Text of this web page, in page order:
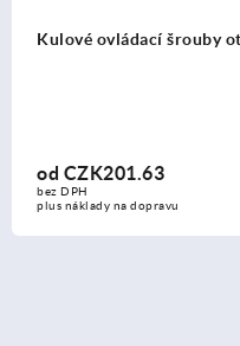
Kulové ovládací matice
odCZK73.79
bez DPH
plus náklady na dopravu